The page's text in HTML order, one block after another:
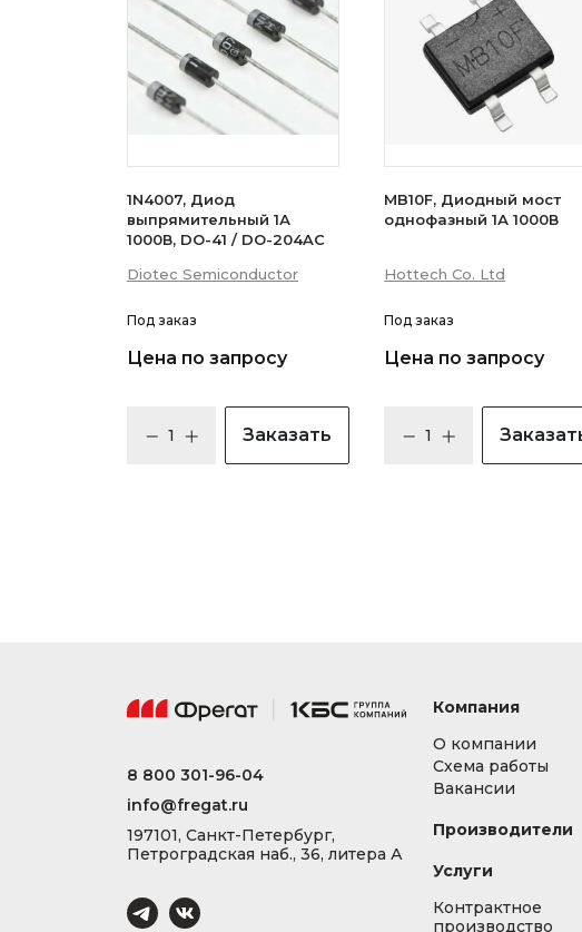
1N4007, Диод
выпрямительный 1А
1000В, DO-41 / DO-204AC
Diotec Semiconductor
Под заказ
Цена по запросу
Заказать
MB10F, Диодный мост
однофазный 1А 1000В
Hottech Co. Ltd
Под заказ
Цена по запросу
8 800 301-96-04
info@fregat.ru
197101, Санкт-Петербург,
Петроградская наб., 36, литера А
Компания
О компании
Схема работы
Вакансии
Производители
Услуги
Контрактное
производство